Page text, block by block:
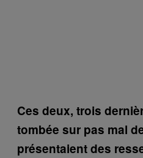
Ces deux, trois
tombée sur pas mal
présentaient des